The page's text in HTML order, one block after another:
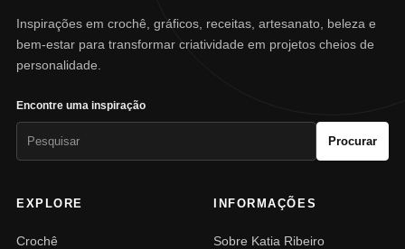
Inspirações em crochê, gráficos, receitas, artesanato, beleza e
bem-estar para transformar criatividade em projetos cheios de
personalidade.
Encontre uma inspiração
Procurar
EXPLORE
Crochê
INFORMAÇÕES
Sobre Katia Ribeiro